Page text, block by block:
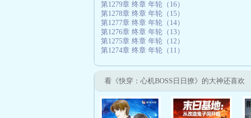
第1279章 终章 年轮（16）
第1278章 终章 年轮（15）
第1277章 终章 年轮（14）
第1276章 终章 年轮（13）
第1275章 终章 年轮（12）
第1274章 终章 年轮（11）
看《快穿：心机BOSS日日撩》的大神还喜欢